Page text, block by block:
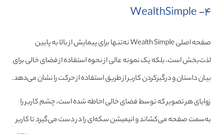
۴- WealthSimple
صفحه اصلی Wealth Simple نه‌تنها برای پیمایش از بالا به پایین
لذت‌بخش است، بلکه یک نمونه عالی از نحوه استفاده از فضای خالی برای
بیان داستان و درگیرکردن کاربر از طریق استفاده از حرکت را نشان می‌دهد.
زوایای هر تصویر که توسط فضای خالی احاطه شده است، چشم کاربر را
به‌سمت صفحه می‌کشاند و انیمیشن سکه‌ای را در دست می‌گیرد تا کاربر